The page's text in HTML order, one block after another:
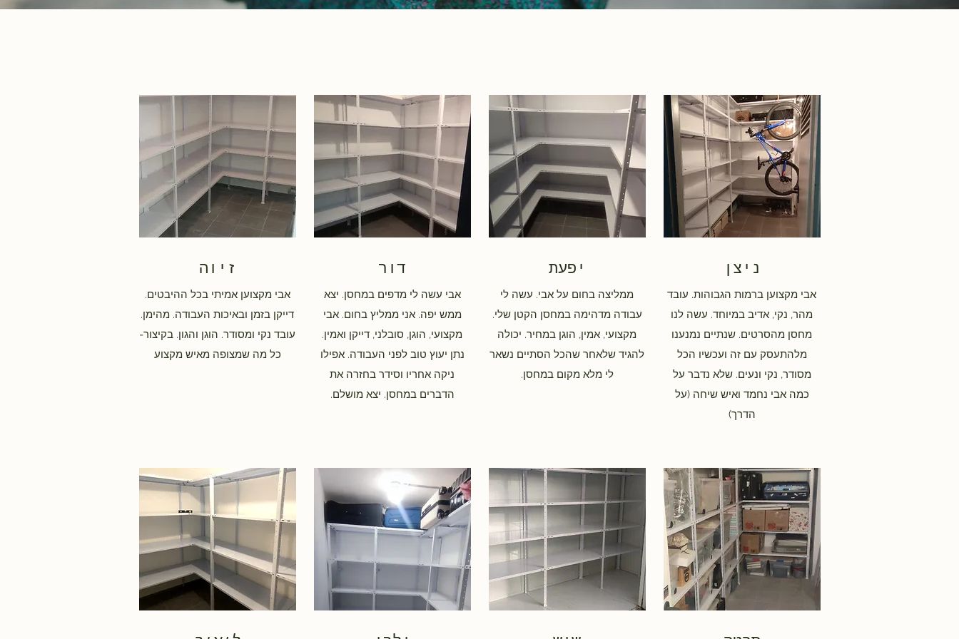
זיוה
אבי מקצוען אמיתי בכל ההיבטים.
דייקן בזמן ובאיכות העבודה. מהימן.
עובד נקי ומסודר. הוגן והגון. בקיצור-
כל מה שמצופה מאיש מקצוע
דור
אבי עשה לי מדפים במחסן. יצא
ממש יפה. אני ממליץ בחום. אבי
מקצועי, הוגן, סובלני, דייקן ואמין.
נתן יעוץ טוב לפני העבודה. אפילו
ניקה אחריו וסידר בחזרה את
הדברים במחסן. יצא מושלם.
יפעת
ממליצה בחום על אבי. עשה לי
עבודה מדהימה במחסן הקטן שלי.
מקצועי, אמין, הוגן במחיר. יכולה
להגיד שלאחר שהכל הסתיים נשאר
לי מלא מקום במחסן.
ניצן
אבי מקצוען ברמות הגבוהות. עובד
מהר, נקי, אדיב במיוחד. עשה לנו
מחסן מהסרטים. שנתיים נמנענו
מלהתעסק עם זה ועכשיו הכל
מסודר, נקי ונעים. שלא נדבר על
כמה אבי נחמד ואיש שיחה (על
הדרך)